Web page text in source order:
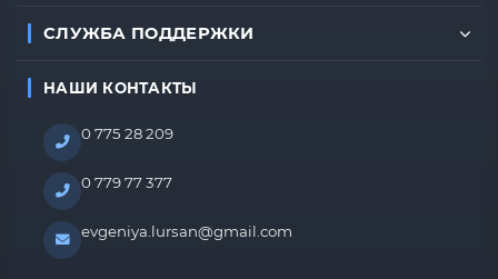
СЛУЖБА ПОДДЕРЖКИ
НАШИ КОНТАКТЫ
0 775 28 209
0 779 77 377
evgeniya.lursan@gmail.com